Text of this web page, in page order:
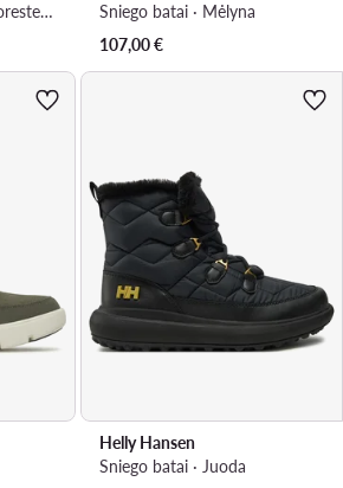
Turistiniai batai · The Forester Premium 12031 011 · Balta
Sniego batai · Mėlyna
107,00€
Helly Hansen
Sniego batai · Juoda